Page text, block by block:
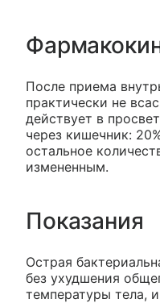
После приема
практически не
действует в
через кишечник:
остальное
измененным.
Показания
Острая
без ухудшения
температуры тела,